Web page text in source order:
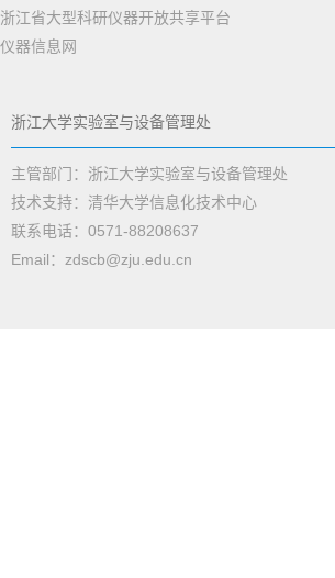
浙江省大型科研仪器开放共享平台
仪器信息网
浙江大学实验室与设备管理处
主管部门：浙江大学实验室与设备管理处
技术支持：清华大学信息化技术中心
联系电话：0571-88208637
Email：zdscb@zju.edu.cn